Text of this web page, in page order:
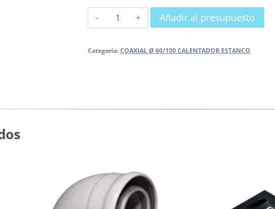
CODO
45º
H
Añadir al presupuesto
Categoría:COAXIAL Ø 60/100 CALENTADOR ESTANCO